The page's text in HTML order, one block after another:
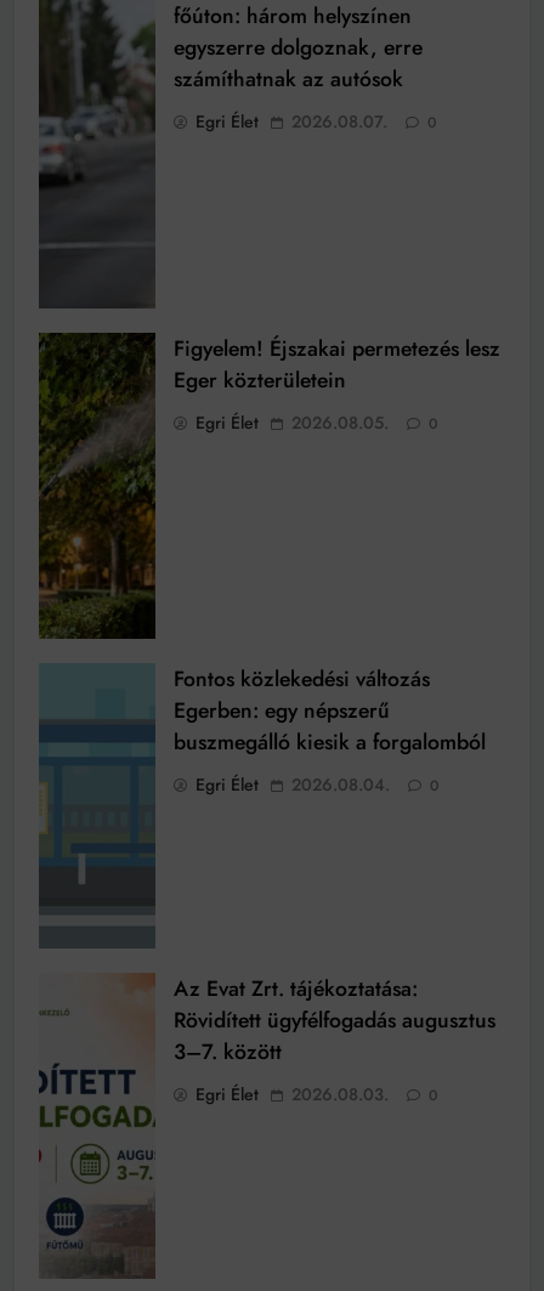
főúton: három helyszínen
egyszerre dolgoznak, erre
számíthatnak az autósok
Egri Élet 2026.08.07. 0
Figyelem! Éjszakai permetezés lesz
Eger közterületein
Egri Élet 2026.08.05. 0
Fontos közlekedési változás
Egerben: egy népszerű
buszmegálló kiesik a forgalomból
Egri Élet 2026.08.04. 0
Az Evat Zrt. tájékoztatása:
Rövidített ügyfélfogadás augusztus
3–7. között
Egri Élet 2026.08.03. 0